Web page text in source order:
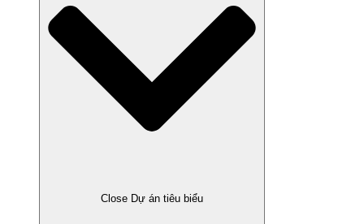
Close Dự án tiêu biểu